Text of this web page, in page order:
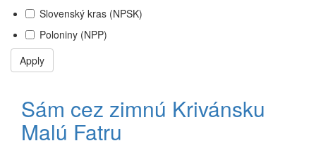
Slovenský kras (NPSK)
Poloniny (NPP)
Apply
Sám cez zimnú Krivánsku
Malú Fatru